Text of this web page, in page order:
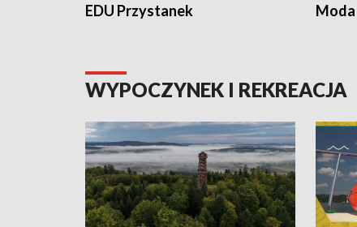
EDU Przystanek Moda
WYPOCZYNEK I REKREACJA